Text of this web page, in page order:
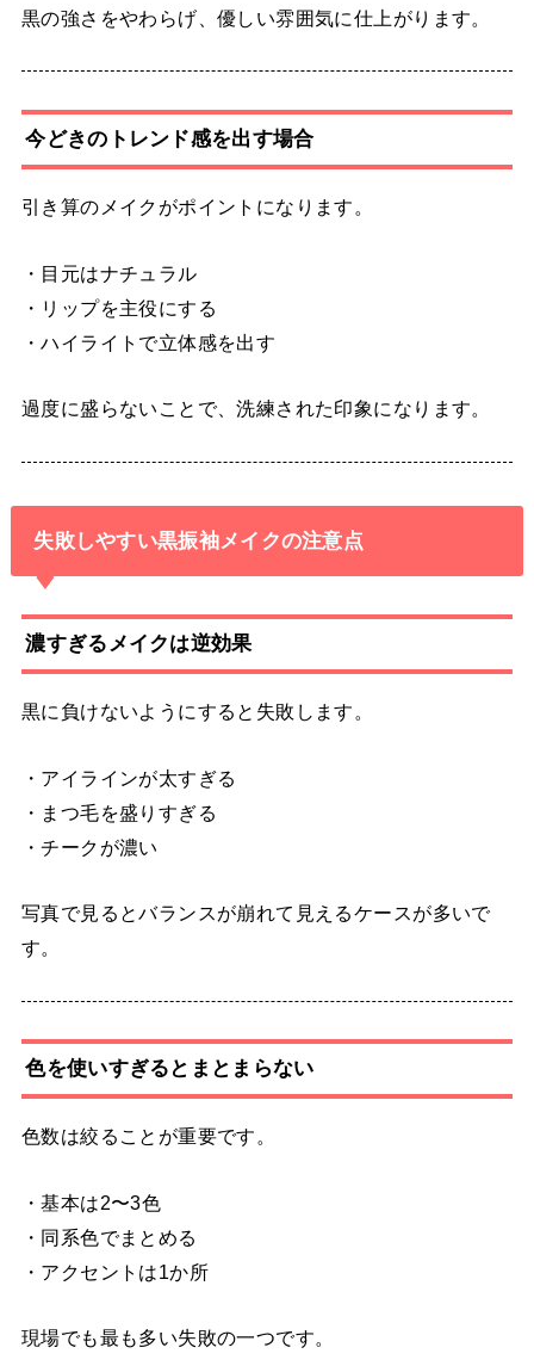
黒の強さをやわらげ、優しい雰囲気に仕上がります。
今どきのトレンド感を出す場合
引き算のメイクがポイントになります。
・目元はナチュラル
・リップを主役にする
・ハイライトで立体感を出す
過度に盛らないことで、洗練された印象になります。
失敗しやすい黒振袖メイクの注意点
濃すぎるメイクは逆効果
黒に負けないようにすると失敗します。
・アイラインが太すぎる
・まつ毛を盛りすぎる
・チークが濃い
写真で見るとバランスが崩れて見えるケースが多いで
す。
色を使いすぎるとまとまらない
色数は絞ることが重要です。
・基本は2〜3色
・同系色でまとめる
・アクセントは1か所
現場でも最も多い失敗の一つです。